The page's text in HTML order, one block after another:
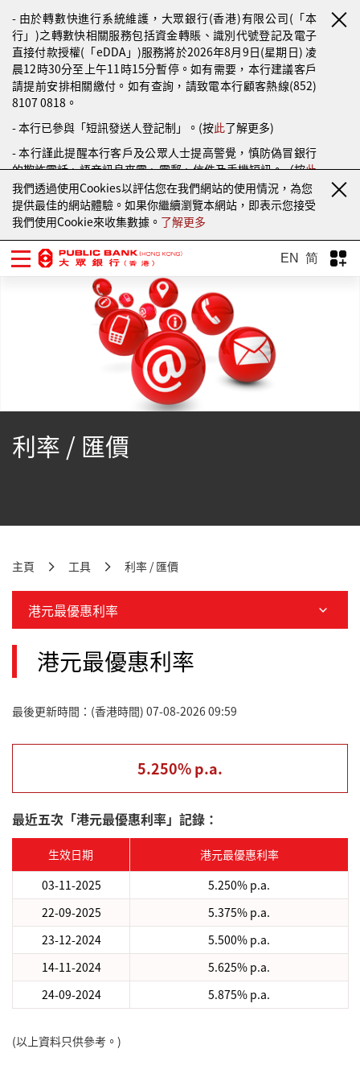
- 由於轉數快進行系統維護，大眾銀行(香港)有限公司(「本
行」)之轉數快相關服務包括資金轉賬、識別代號登記及電子
直接付款授權(「eDDA」)服務將於2026年8月9日(星期日) 凌
晨12時30分至上午11時15分暫停。如有需要，本行建議客戶
請提前安排相關繳付。如有查詢，請致電本行顧客熱線(852)
8107 0818。
- 本行已參與「短訊發送人登記制」。(按此了解更多)
- 本行謹此提醒本行客戶及公眾人士提高警覺，慎防偽冒銀行
的欺詐電話、語音訊息來電、電郵、信件及手機短訊。（按此
了解更多）
我們透過使用Cookies以評估您在我們網站的使用情況，為您
提供最佳的網站體驗。如果你繼續瀏覽本網站，即表示您接受
我們使用Cookie來收集數據。 了解更多
EN 简
利率 / 匯價
主頁 工具 利率 / 匯價
港元最優惠利率
港元最優惠利率
最後更新時間：(香港時間) 07-08-2026 09:59
5.250% p.a.
最近五次「港元最優惠利率」記錄：
生效日期
港元最優惠利率
03-11-2025
5.250% p.a.
22-09-2025
5.375% p.a.
23-12-2024
5.500% p.a.
14-11-2024
5.625% p.a.
24-09-2024
5.875% p.a.
(以上資料只供參考。)